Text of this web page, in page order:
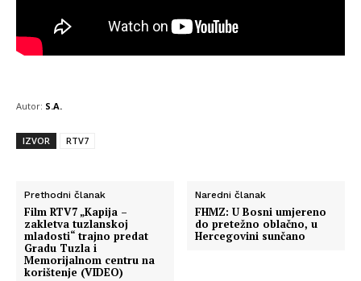
Autor: S.A.
IZVOR RTV7
Prethodni članak
Film RTV7 „Kapija –
zakletva tuzlanskoj
mladosti“ trajno predat
Gradu Tuzla i
Memorijalnom centru na
korištenje (VIDEO)
Naredni članak
FHMZ: U Bosni umjereno
do pretežno oblačno, u
Hercegovini sunčano